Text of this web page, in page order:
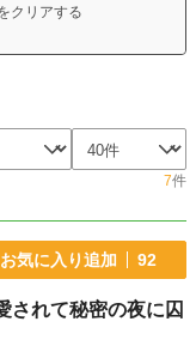
クリアする
7件
お気に入り追加 92
されて秘密の夜に囚